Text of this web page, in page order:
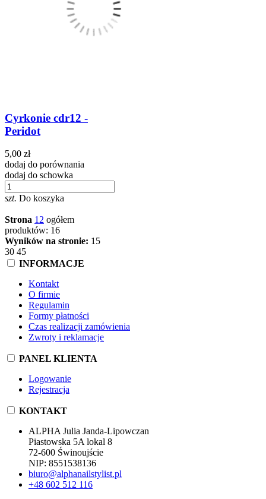
Cyrkonie cdr12 -
Peridot
5,00 zł
dodaj do porównania
dodaj do schowka
szt. Do koszyka
Strona 12 ogółem
produktów: 16
Wyników na stronie: 15
30 45
INFORMACJE
Kontakt
O firmie
Regulamin
Formy płatności
Czas realizacji zamówienia
Zwroty i reklamacje
PANEL KLIENTA
Logowanie
Rejestracja
KONTAKT
ALPHA Julia Janda-Lipowczan
Piastowska 5A lokal 8
72-600 Świnoujście
NIP: 8551538136
biuro@alphanailstylist.pl
+48 602 512 116